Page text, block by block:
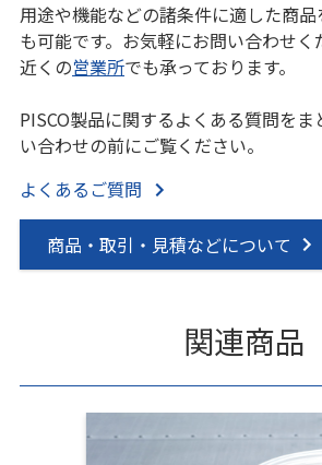
用途や機能などの諸条件に適した商
も可能です。お気軽にお問い合わせく
近くの営業所でも承っております。
PISCO製品に関するよくある質問を
い合わせの前にご覧ください。
よくあるご質問
商品・取引・見積などについて
関連商品